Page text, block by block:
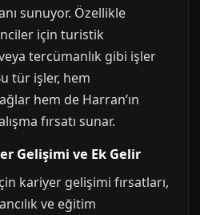
sunuyor. Özellikle
için turistik
tercümanlık gibi işler
tür işler, hem
hem de Harran’ın
fırsatı sunar.
Gelişimi ve Ek Gelir
kariyer gelişimi fırsatları,
ve eğitim